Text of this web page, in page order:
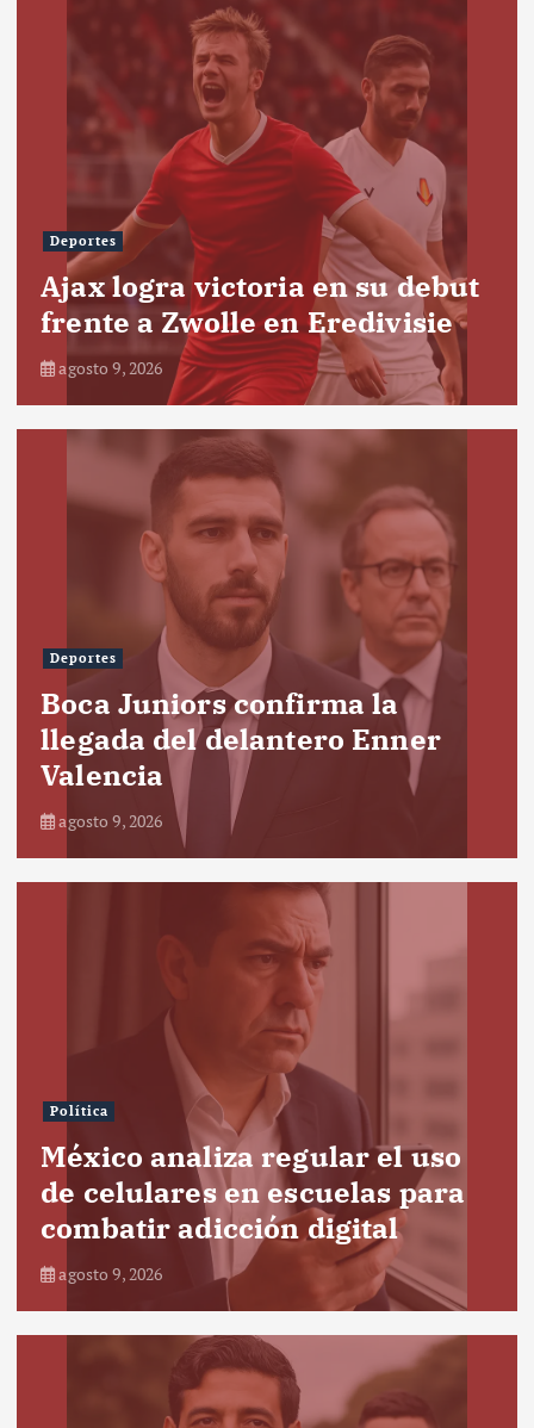
Deportes
Ajax logra victoria en su debut
frente a Zwolle en Eredivisie
agosto 9, 2026
Deportes
Boca Juniors confirma la
llegada del delantero Enner
Valencia
agosto 9, 2026
Política
México analiza regular el uso
de celulares en escuelas para
combatir adicción digital
agosto 9, 2026